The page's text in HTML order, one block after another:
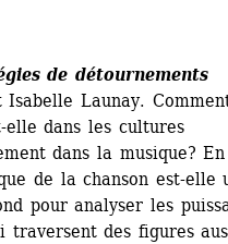
de détournements
Launay.
dans les cultures
dans la musique?
de la chanson est-elle
pour analyser les
traversent des figures